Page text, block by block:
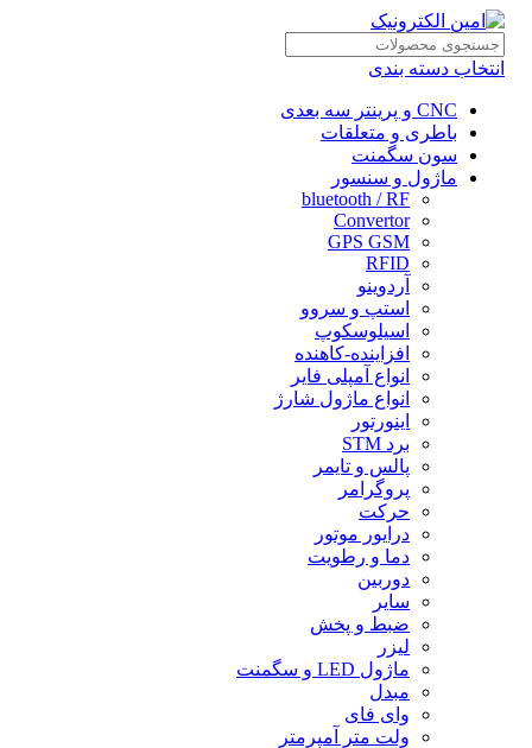
انتخاب دسته بندی
CNC و پرینتر سه بعدی
باطری و متعلقات
سون سگمنت
ماژول و سنسور
bluetooth / RF
Convertor
GPS GSM
RFID
آردوینو
استپ و سروو
اسیلوسکوپ
افزاینده-کاهنده
انواع آمپلی فایر
انواع ماژول شارژ
اینورتور
برد STM
پالس و تایمر
پروگرامر
حرکت
درایور موتور
دما و رطویت
دوربین
سایر
ضبط و پخش
لیزر
ماژول LED و سگمنت
مبدل
وای فای
ولت متر آمپرمتر